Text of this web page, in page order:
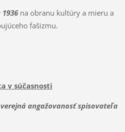
1936na obranu kultúry a mieru a
fašizmu.
v súčasnosti
angažovanosť spisovateľa